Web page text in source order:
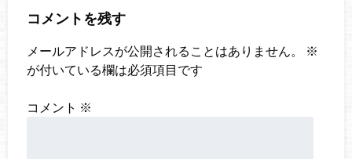
コメントを残す
メールアドレスが公開されることはありません。
※
が付いている欄は必須項目です
コメント ※